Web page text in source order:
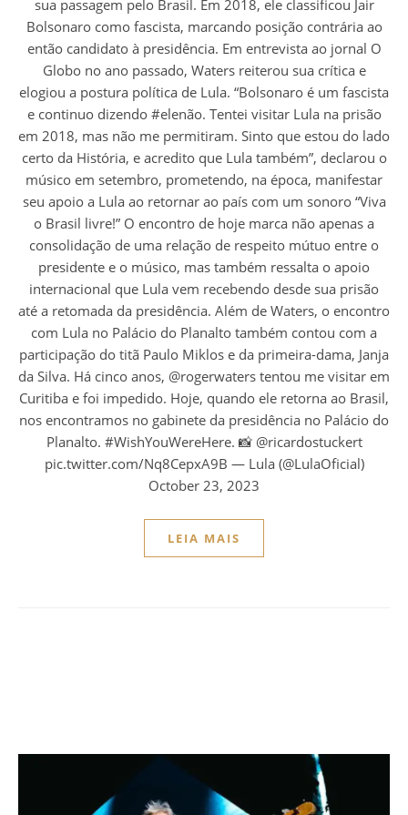
sua passagem pelo Brasil. Em 2018, ele classificou Jair
Bolsonaro como fascista, marcando posição contrária ao
então candidato à presidência. Em entrevista ao jornal O
Globo no ano passado, Waters reiterou sua crítica e
elogiou a postura política de Lula. “Bolsonaro é um fascista
e continuo dizendo #elenão. Tentei visitar Lula na prisão
em 2018, mas não me permitiram. Sinto que estou do lado
certo da História, e acredito que Lula também”, declarou o
músico em setembro, prometendo, na época, manifestar
seu apoio a Lula ao retornar ao país com um sonoro “Viva
o Brasil livre!” O encontro de hoje marca não apenas a
consolidação de uma relação de respeito mútuo entre o
presidente e o músico, mas também ressalta o apoio
internacional que Lula vem recebendo desde sua prisão
até a retomada da presidência. Além de Waters, o encontro
com Lula no Palácio do Planalto também contou com a
participação do titã Paulo Miklos e da primeira-dama, Janja
da Silva. Há cinco anos, @rogerwaters tentou me visitar em
Curitiba e foi impedido. Hoje, quando ele retorna ao Brasil,
nos encontramos no gabinete da presidência no Palácio do
Planalto. #WishYouWereHere. 📸 @ricardostuckert
pic.twitter.com/Nq8CepxA9B — Lula (@LulaOficial)
October 23, 2023
LEIA MAIS